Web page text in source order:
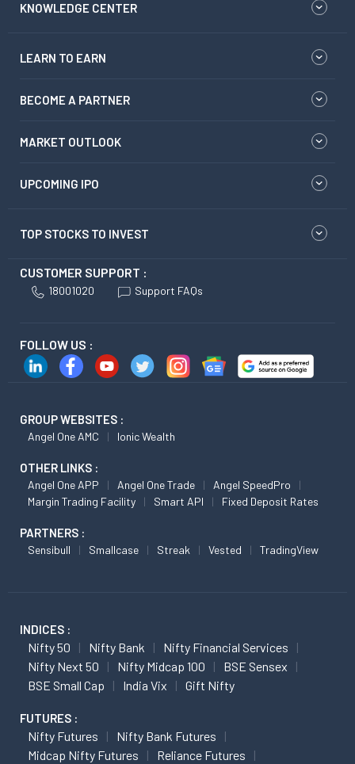
KNOWLEDGE CENTER
LEARN TO EARN
BECOME A PARTNER
MARKET OUTLOOK
UPCOMING IPO
TOP STOCKS TO INVEST
CUSTOMER SUPPORT :
18001020 Support FAQs
FOLLOW US :
GROUP WEBSITES :
Angel One AMC Ionic Wealth
OTHER LINKS :
Angel One APP Angel One Trade
Angel SpeedPro
Margin Trading Facility
Smart API Fixed Deposit Rates
PARTNERS :
Sensibull Smallcase Streak Vested TradingView
INDICES :
Nifty 50 Nifty Bank
Nifty Financial Services
Nifty Next 50
Nifty Midcap 100
BSE Sensex
BSE Small Cap
India Vix Gift Nifty
FUTURES :
Nifty Futures
Nifty Bank Futures
Midcap Nifty Futures
Reliance Futures